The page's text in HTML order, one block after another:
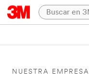
NUESTRA EMPRESA